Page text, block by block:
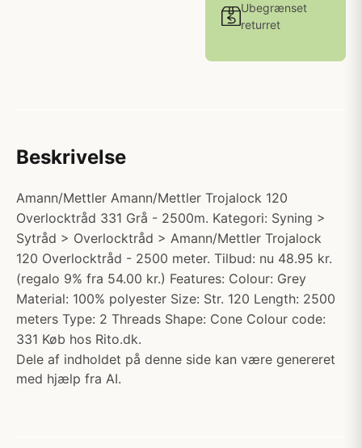
Ubegrænset
returret
Beskrivelse
Amann/Mettler Amann/Mettler Trojalock 120
Overlocktråd 331 Grå - 2500m. Kategori: Syning >
Sytråd > Overlocktråd > Amann/Mettler Trojalock
120 Overlocktråd - 2500 meter. Tilbud: nu 48.95 kr.
(regalo 9% fra 54.00 kr.) Features: Colour: Grey
Material: 100% polyester Size: Str. 120 Length: 2500
meters Type: 2 Threads Shape: Cone Colour code:
331 Køb hos Rito.dk.
Dele af indholdet på denne side kan være genereret
med hjælp fra AI.